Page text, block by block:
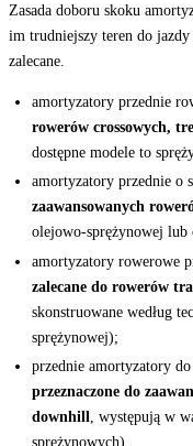
Zasada doboru skoku
im trudniejszy teren do
zalecane.
amortyzatory przednie
rowerów crossowych,
dostępne modele to
amortyzatory przednie o
zaawansowanych
olejowo-sprężynowej
amortyzatory rowerowe
zalecane do rowerów
skonstruowane według
sprężynowej);
przednie amortyzatory
przeznaczone do
downhill, występują w
sprężynowych).